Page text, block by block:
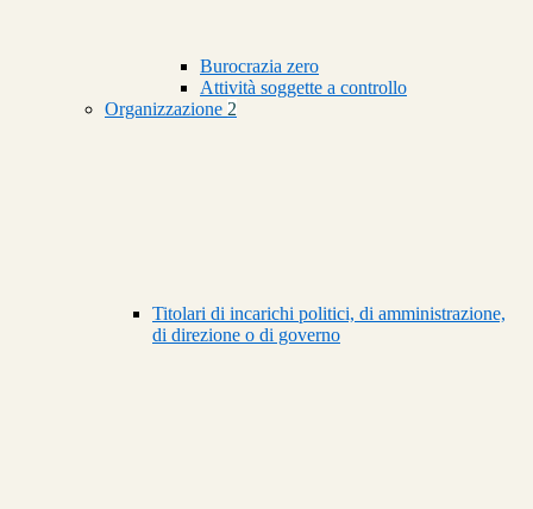
Burocrazia zero
Attività soggette a controllo
Organizzazione 2
Titolari di incarichi politici, di amministrazione,
di direzione o di governo